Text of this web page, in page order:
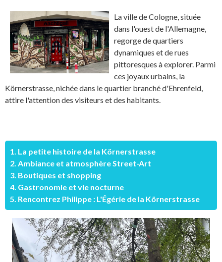
La ville de Cologne, située
dans l'ouest de l'Allemagne,
regorge de quartiers
dynamiques et de rues
pittoresques à explorer. Parmi
ces joyaux urbains, la
Körnerstrasse, nichée dans le quartier branché d'Ehrenfeld,
attire l'attention des visiteurs et des habitants.
1. La petite histoire de la Körnerstrasse
2. Ambiance et atmosphère Street-Art
3. Boutiques et shopping
4. Gastronomie et vie nocturne
5. Rencontrez Philippe : L'Égérie de la Körnerstrasse